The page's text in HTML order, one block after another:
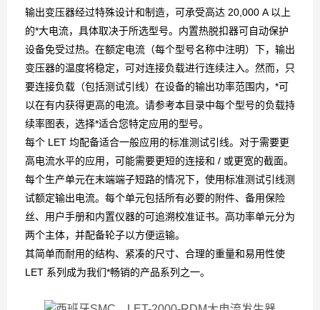
输出变压器经过特殊设计和制造，可承受高达 20,000 A 以上
的*大电流，具体取决于所选型号。内置热脱扣器可自动保护
设备免受过热。在额定电流（每个型号名称中注明）下，输出
变压器的温度将稳定，可对连接负载进行连续注入。然而，只
要连接负载（包括测试引线）在设备的输出功率范围内，*可
以在有内获得更高的电流。请参考本目录中每个型号的负载持
续率图表，选择*适合您特定应用的型号。
每个 LET 均配备适合一般应用的标准测试引线。对于需要更
高电流水平的应用，可能需要更短的连接和 / 或更宽的截面。
每个生产单元在末端端子短路的情况下，使用标准测试引线测
试额定输出电流。每个单元包括所有必要的附件、备用保险
丝、用户手册和内置仪器的可追溯校准证书。高功率单元分为
两个主体，并配备轮子以方便运输。
其简单而耐用的结构、紧凑的尺寸、合理的重量和易用性使
LET 系列成为我们*畅销的产品系列之一。